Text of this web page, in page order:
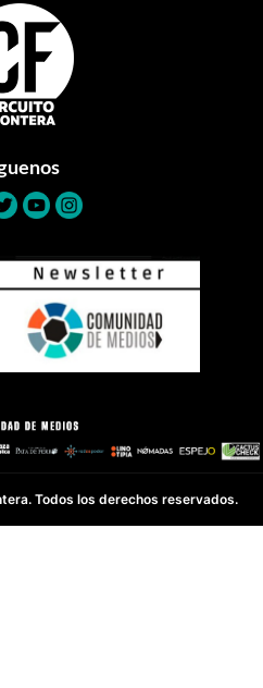
Todos los derechos reservados.